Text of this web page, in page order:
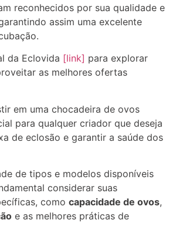
reconhecidos por sua qualidade e
assim uma excelente
da Eclovida [link] para explorar
as melhores ofertas
em uma chocadeira de ovos
para qualquer criador que deseja
de eclosão e garantir a saúde dos
de tipos e modelos disponíveis
considerar suas
como capacidade de ovos,
e as melhores práticas de